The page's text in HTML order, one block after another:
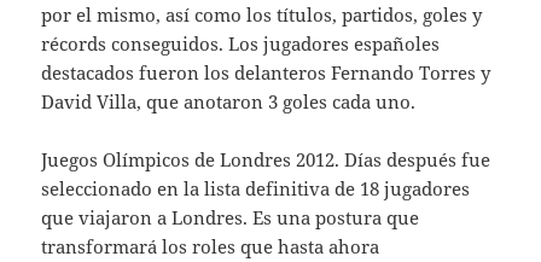
por el mismo, así como los títulos, partidos, goles y
récords conseguidos. Los jugadores españoles
destacados fueron los delanteros Fernando Torres y
David Villa, que anotaron 3 goles cada uno.
Juegos Olímpicos de Londres 2012. Días después fue
seleccionado en la lista definitiva de 18 jugadores
que viajaron a Londres. Es una postura que
transformará los roles que hasta ahora